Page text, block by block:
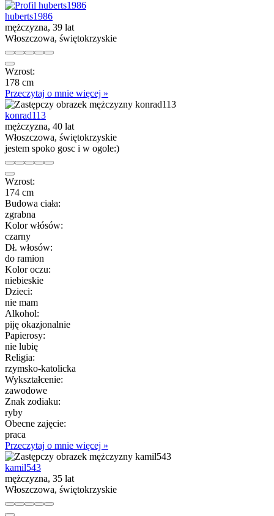
huberts1986
mężczyzna, 39 lat
Włoszczowa, świętokrzyskie
Wzrost:
178 cm
Przeczytaj o mnie więcej »
konrad113
mężczyzna, 40 lat
Włoszczowa, świętokrzyskie
jestem spoko gosc i w ogole:)
Wzrost:
174 cm
Budowa ciała:
zgrabna
Kolor włósów:
czarny
Dł. włosów:
do ramion
Kolor oczu:
niebieskie
Dzieci:
nie mam
Alkohol:
piję okazjonalnie
Papierosy:
nie lubię
Religia:
rzymsko-katolicka
Wykształcenie:
zawodowe
Znak zodiaku:
ryby
Obecne zajęcie:
praca
Przeczytaj o mnie więcej »
kamil543
mężczyzna, 35 lat
Włoszczowa, świętokrzyskie